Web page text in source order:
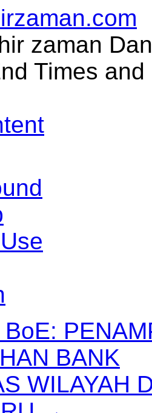
zaman
Times
BANK
WILAYAH